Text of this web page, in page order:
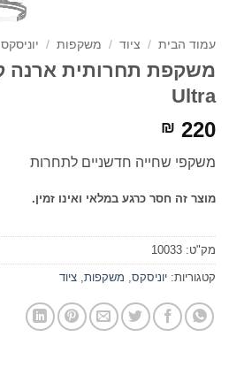
עמוד הבית / ציוד / משקפות / יוניסקס
Ultra
₪ 220
משקפי שחייה חדשניים לתחרות
מוצר זה חסר כרגע במלאי ואינו זמין.
מק"ט: 10033
קטגוריות: יוניסקס משקפות ציוד